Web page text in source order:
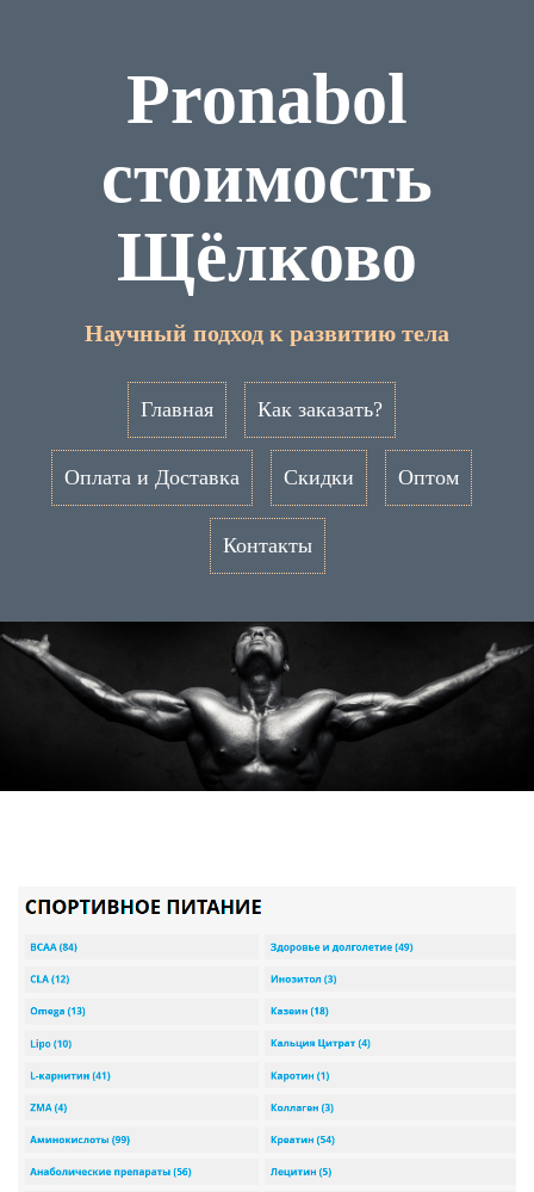
Pronabol
стоимость
Щёлково
Научный подход к развитию тела
Главная Как заказать?
Оплата и Доставка Скидки Оптом
Контакты